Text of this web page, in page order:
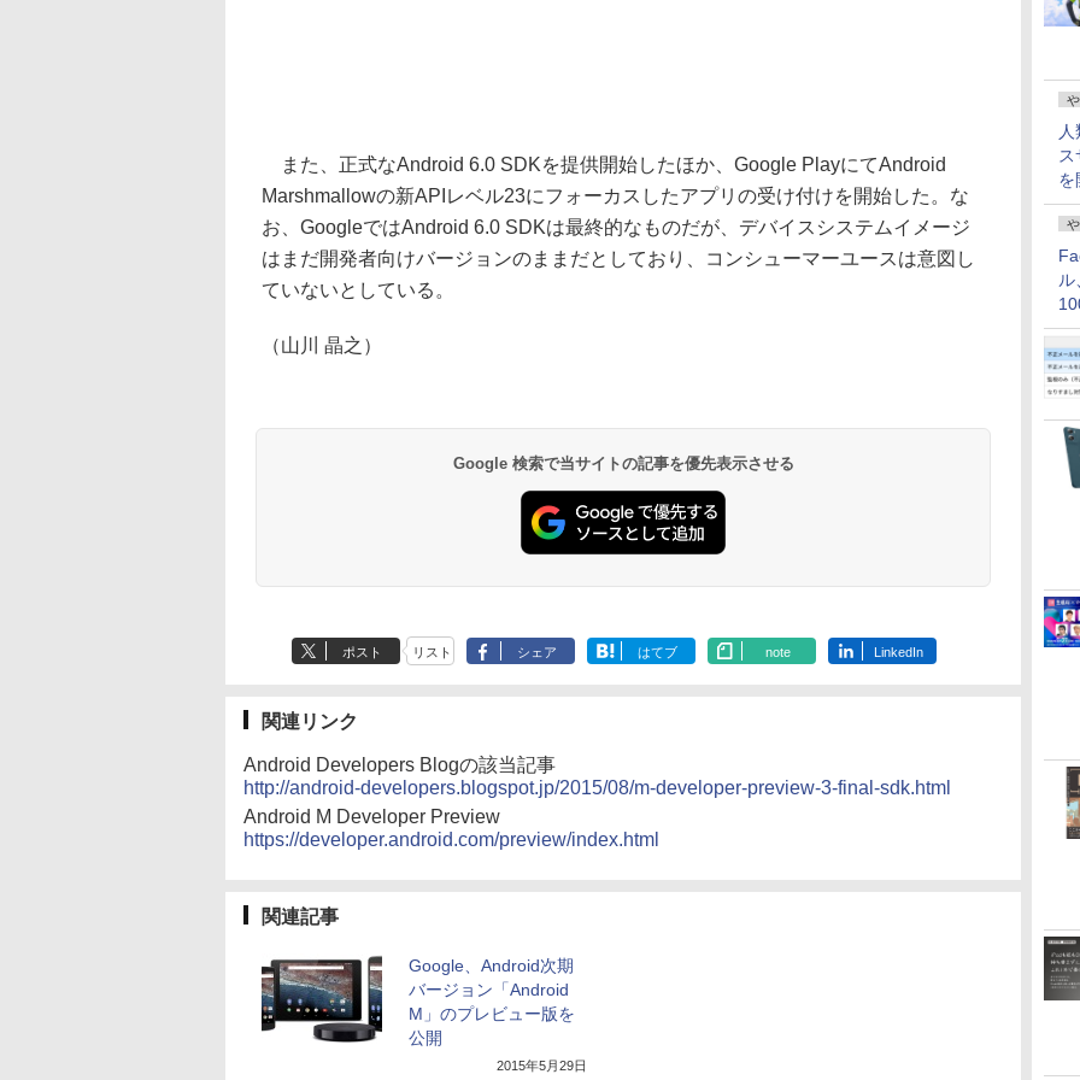
を
価
また、正式なAndroid 6.0 SDKを提供開始したほか、Google PlayにてAndroid
Marshmallowの新APIレベル23にフォーカスしたアプリの受け付けを開始した。な
お、GoogleではAndroid 6.0 SDKは最終的なものだが、デバイスシステムイメージ
はまだ開発者向けバージョンのままだとしており、コンシューマーユースは意図し
ていないとしている。
（山川 晶之）
Google 検索で当サイトの記事を優先表示させる
ポスト リスト シェア はてブ note LinkedIn
関連リンク
Android Developers Blogの該当記事
http://android-developers.blogspot.jp/2015/08/m-developer-preview-3-final-sdk.html
Android M Developer Preview
https://developer.android.com/preview/index.html
関連記事
Google、Android次期
バージョン「Android
M」のプレビュー版を
公開
2015年5月29日